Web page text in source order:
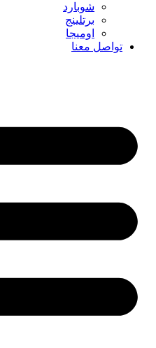
شوبارد
برتلينج
اوميجا
تواصل معنا